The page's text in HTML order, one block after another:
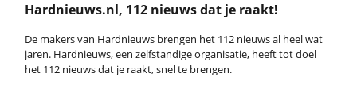
Hardnieuws.nl, 112 nieuws dat je raakt!
De makers van Hardnieuws brengen het 112 nieuws al heel wat
jaren. Hardnieuws, een zelfstandige organisatie, heeft tot doel
het 112 nieuws dat je raakt, snel te brengen.